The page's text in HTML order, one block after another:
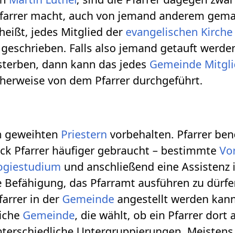
macht, auch von jemand anderem
jedes Mitglied der evangelischen Kirche
Falls also jemand getauft
dann kann das jedes Gemeinde
von dem Pfarrer durchgeführt.
geweihten Priestern vorbehalten. Pfarrer
Pfarrer häufiger gebraucht – bestimmte
und anschließend eine Assistenz
das Pfarramt ausführen zu
in der Gemeinde angestellt werden
Gemeinde, die wählt, ob ein Pfarrer dort